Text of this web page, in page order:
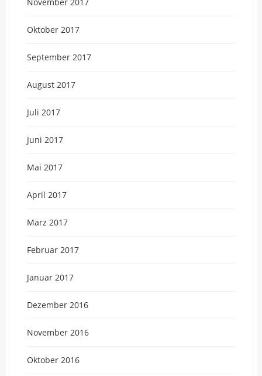
Oktober 2017
September 2017
August 2017
Juli 2017
Juni 2017
Mai 2017
April 2017
März 2017
Februar 2017
Januar 2017
Dezember 2016
November 2016
Oktober 2016